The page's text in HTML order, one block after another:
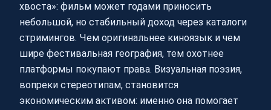
хвоста»: фильм может годами приносить
небольшой, но стабильный доход через каталоги
стримингов. Чем оригинальнее киноязык и чем
шире фестивальная география, тем охотнее
платформы покупают права. Визуальная поэзия,
вопреки стереотипам, становится
экономическим активом: именно она помогает